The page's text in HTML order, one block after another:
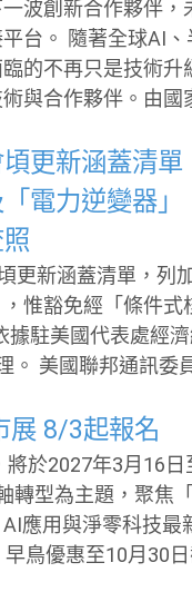
波創新合作夥伴，
、淨零科
的不再只是技術升
與合作夥伴。由國
在臺北世貿一館「
構、法人單位及政
台。 未來科技館以「科
展示前瞻技術，更
科研成果。展覽期
及跨域合作，促進
權等合作機會，邀
更新涵蓋清單
電力逆變器」
更新涵蓋清單，列
惟豁免經「條件式
）於
）及連網「電
」（Covered List）
「條件式核准」（
國安構成不可接受
展 8/3起報名
於2027年3月16日
轉型為主題，聚焦
應用與淨零科技最
惠至10月30日截止。